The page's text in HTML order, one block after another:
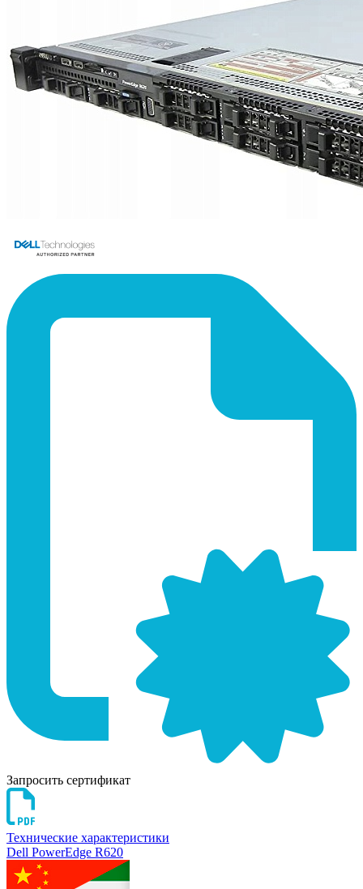
Запросить сертификат
Технические характеристики
Dell PowerEdge R620